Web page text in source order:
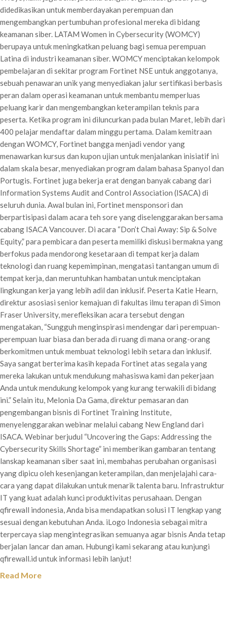
didedikasikan untuk memberdayakan perempuan dan
mengembangkan pertumbuhan profesional mereka di bidang
keamanan siber. LATAM Women in Cybersecurity (WOMCY)
berupaya untuk meningkatkan peluang bagi semua perempuan
Latina di industri keamanan siber. WOMCY menciptakan kelompok
pembelajaran di sekitar program Fortinet NSE untuk anggotanya,
sebuah penawaran unik yang menyediakan jalur sertifikasi berbasis
peran dalam operasi keamanan untuk membantu memperluas
peluang karir dan mengembangkan keterampilan teknis para
peserta. Ketika program ini diluncurkan pada bulan Maret, lebih dari
400 pelajar mendaftar dalam minggu pertama. Dalam kemitraan
dengan WOMCY, Fortinet bangga menjadi vendor yang
menawarkan kursus dan kupon ujian untuk menjalankan inisiatif ini
dalam skala besar, menyediakan program dalam bahasa Spanyol dan
Portugis. Fortinet juga bekerja erat dengan banyak cabang dari
Information Systems Audit and Control Association (ISACA) di
seluruh dunia. Awal bulan ini, Fortinet mensponsori dan
berpartisipasi dalam acara teh sore yang diselenggarakan bersama
cabang ISACA Vancouver. Di acara “Don’t Chai Away: Sip & Solve
Equity,” para pembicara dan peserta memiliki diskusi bermakna yang
berfokus pada mendorong kesetaraan di tempat kerja dalam
teknologi dan ruang kepemimpinan, mengatasi tantangan umum di
tempat kerja, dan meruntuhkan hambatan untuk menciptakan
lingkungan kerja yang lebih adil dan inklusif. Peserta Katie Hearn,
direktur asosiasi senior kemajuan di fakultas ilmu terapan di Simon
Fraser University, merefleksikan acara tersebut dengan
mengatakan, “Sungguh menginspirasi mendengar dari perempuan-
perempuan luar biasa dan berada di ruang di mana orang-orang
berkomitmen untuk membuat teknologi lebih setara dan inklusif.
Saya sangat berterima kasih kepada Fortinet atas segala yang
mereka lakukan untuk mendukung mahasiswa kami dan pekerjaan
Anda untuk mendukung kelompok yang kurang terwakili di bidang
ini.” Selain itu, Melonia Da Gama, direktur pemasaran dan
pengembangan bisnis di Fortinet Training Institute,
menyelenggarakan webinar melalui cabang New England dari
ISACA. Webinar berjudul “Uncovering the Gaps: Addressing the
Cybersecurity Skills Shortage” ini memberikan gambaran tentang
lanskap keamanan siber saat ini, membahas perubahan organisasi
yang dipicu oleh kesenjangan keterampilan, dan menjelajahi cara-
cara yang dapat dilakukan untuk menarik talenta baru. Infrastruktur
IT yang kuat adalah kunci produktivitas perusahaan. Dengan
qfirewall indonesia, Anda bisa mendapatkan solusi IT lengkap yang
sesuai dengan kebutuhan Anda. iLogo Indonesia sebagai mitra
terpercaya siap mengintegrasikan semuanya agar bisnis Anda tetap
berjalan lancar dan aman. Hubungi kami sekarang atau kunjungi
qfirewall.id untuk informasi lebih lanjut!
Read More